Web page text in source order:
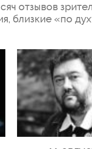
отзывов
близкие «по